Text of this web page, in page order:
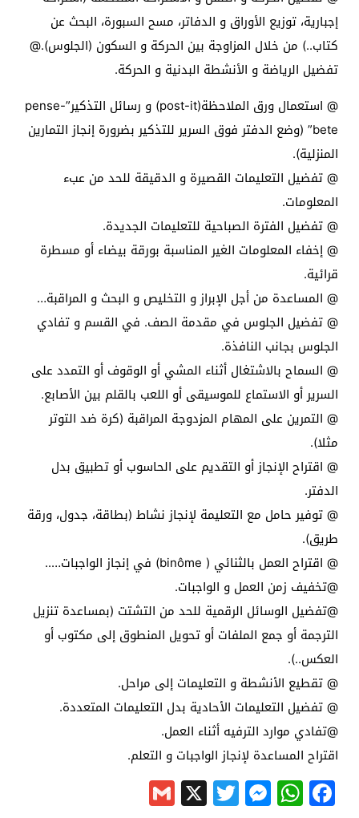
إجبارية، توزيع الأوراق و الدفاتر، مسح السبورة، البحث عن
كتاب..) من خلال المزاوجة بين الحركة و السكون (الجلوس).@
تفضيل الرياضة و الأنشطة البدنية و الحركة.
@ استعمال ورق الملاحظة(post-it) و رسائل التذكير”pense-
bete” (وضع الدفتر فوق السرير للتذكير بضرورة إنجاز التمارين
المنزلية).
@ تفضيل التعليمات القصيرة و الدقيقة للحد من عبء
المعلومات.
@ تفضيل الفترة الصباحية للتعليمات الجديدة.
@ إخفاء المعلومات الغير المناسبة بورقة بيضاء أو مسطرة
قرائية.
@ المساعدة من أجل الإبراز و التخليص و البحث و المراقبة…
@ تفضيل الجلوس في مقدمة الصف. في القسم و تفادي
الجلوس بجانب النافذة.
@ السماح بالاشتغال أثناء المشي أو الوقوف أو التمدد على
السرير أو الاستماع للموسيقى أو اللعب بالقلم بين الأصابع.
@ التمرين على المهام المزدوجة المراقبة (كرة ضد التوتر
مثلا).
@ اقتراح الإنجاز أو التقديم على الحاسوب أو تطبيق بدل
الدفتر.
@ توفير حامل مع التعليمة لإنجاز نشاط (بطاقة، جدول، ورقة
طريق).
@ اقتراح العمل بالثنائي ( binôme) في إنجاز الواجبات…..
@تخفيف زمن العمل و الواجبات.
@تفضيل الوسائل الرقمية للحد من التشتت (بمساعدة تنزيل
الترجمة أو جمع الملفات أو تحويل المنطوق إلى مكتوب أو
العكس..).
@ تقطيع الأنشطة و التعليمات إلى مراحل.
@ تفضيل التعليمات الأحادية بدل التعليمات المتعددة.
@تفادي موارد الترفيه أثناء العمل.
اقتراح المساعدة لإنجاز الواجبات و التعلم.
Facebook
WhatsApp
Messenger
Twitter
X